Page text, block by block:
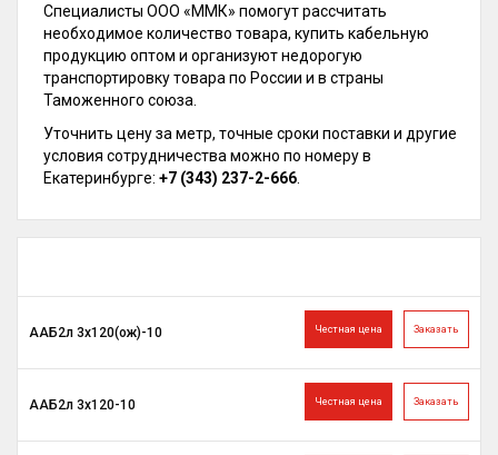
Специалисты ООО «ММК» помогут рассчитать
необходимое количество товара, купить кабельную
продукцию оптом и организуют недорогую
транспортировку товара по России и в страны
Таможенного союза.
Уточнить цену за метр, точные сроки поставки и другие
условия сотрудничества можно по номеру в
Екатеринбурге: +7 (343) 237-2-666.
Заказать
Честная цена
ААБ2л 3х120(ож)-10
Заказать
Честная цена
ААБ2л 3х120-10